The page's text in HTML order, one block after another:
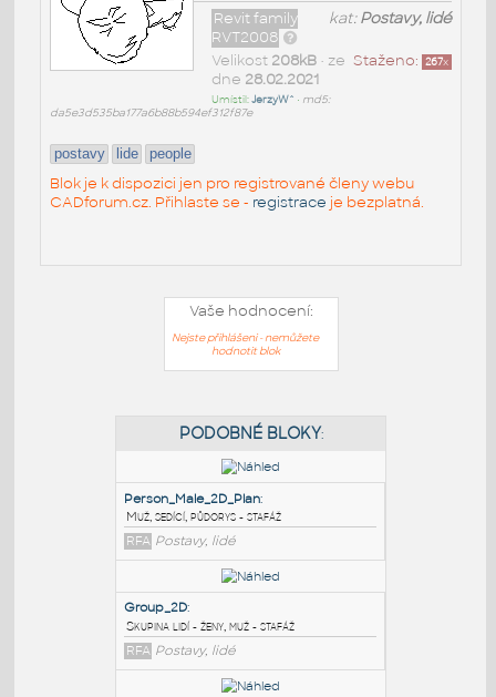
kat:Postavy, lidé
Revit family
RVT2008
Staženo: 267x
Velikost 208kB• ze
dne 28.02.2021
Umístil:JerzyW^ • md5:
da5e3d535ba177a6b88b594ef312f87e
postavy lide people
Blok je k dispozici jen pro registrované členy webu
CADforum.cz. Přihlaste se - registrace je bezplatná.
Vaše hodnocení:
Nejste přihlášeni - nemůžete
hodnotit blok
Person_Male_2D_Plan